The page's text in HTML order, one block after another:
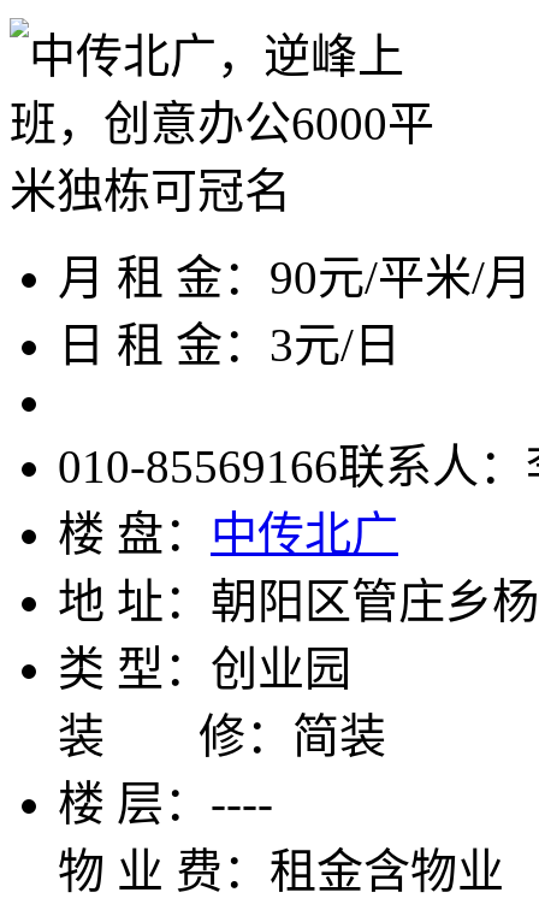
月 租 金： 90元/平米/月
日 租 金： 3元/日
010-85569166联系人：
楼 盘： 中传北广
地 址： 朝阳区管庄乡
类 型： 创业园
装 修： 简装
楼 层： ----
物 业 费： 租金含物业